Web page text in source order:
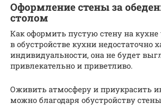
Оформление стены за
столом
Как оформить пустую стену на кухне
в обустройстве кухни недостаточно
индивидуальности, она не будет
привлекательно и приветливо.
Оживить атмосферу и приукрасить
можно благодаря обустройству